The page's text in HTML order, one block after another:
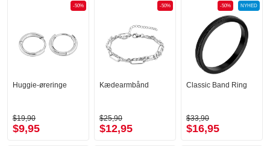
-50%
Huggie-øreringe
$19,90
$9,95
-50%
Kædearmbånd
$25,90
$12,95
NYHED
-50%
Classic Band Ring
$33,90
$16,95